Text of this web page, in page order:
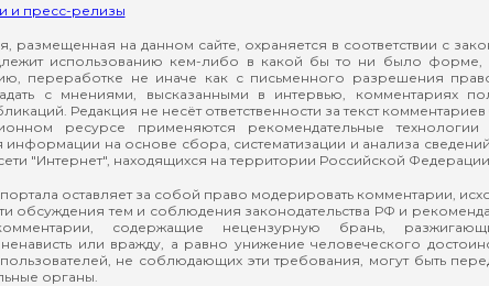
и пресс-релизы
размещенная на данном сайте, охраняется в соответствии с
использованию кем-либо в какой бы то ни было форме,
переработке не иначе как с письменного разрешения
с мнениями, высказанными в интервью, комментариях
Редакция не несёт ответственности за текст комментариев
ресурсе применяются рекомендательные технологии
информации на основе сбора, систематизации и анализа
"Интернет", находящихся на территории Российской
оставляет за собой право модерировать комментарии,
обсуждения тем и соблюдения законодательства РФ и
содержащие нецензурную брань,
или вражду, а равно унижение человеческого
не соблюдающих эти требования, могут быть
органы.